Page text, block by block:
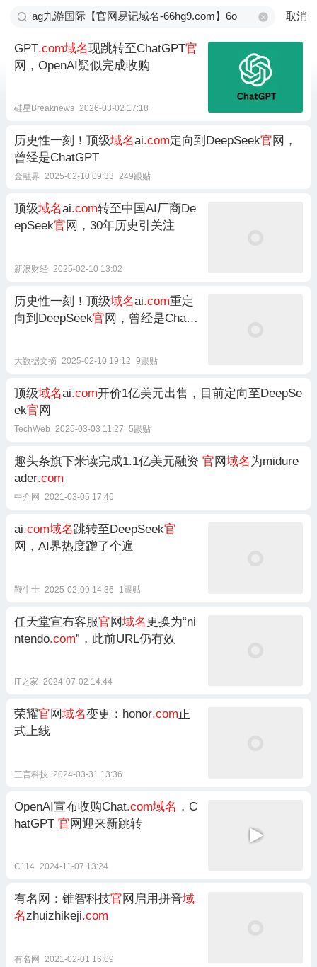
取消
GPT.com域名现跳转至ChatGPT官
网，OpenAI疑似完成收购
硅星Breaknews 2026-03-02 17:18
历史性一刻！顶级域名ai.com定向到DeepSeek官网，
曾经是ChatGPT
金融界 2025-02-10 09:33 249跟贴
顶级域名ai.com转至中国AI厂商De
epSeek官网，30年历史引关注
新浪财经 2025-02-10 13:02
历史性一刻！顶级域名ai.com重定
向到DeepSeek官网，曾经是ChatG
大数据文摘 2025-02-10 19:12 9跟贴
顶级域名ai.com开价1亿美元出售，目前定向至DeepSe
ek官网
TechWeb 2025-03-03 11:27 5跟贴
趣头条旗下米读完成1.1亿美元融资 官网域名为midure
ader.com
中介网 2021-03-05 17:46
ai.com域名跳转至DeepSeek官
网，AI界热度蹭了个遍
鞭牛士 2025-02-09 14:36 1跟贴
任天堂宣布客服官网域名更换为“ni
ntendo.com”，此前URL仍有效
IT之家 2024-07-02 14:44
荣耀官网域名变更：honor.com 正
式上线
三言科技 2024-03-31 13:36
OpenAI宣布收购Chat.com域名 ，C
hatGPT 官网迎来新跳转
C114 2024-11-07 13:24
有名网：锥智科技官网启用拼音域
名zhuizhikeji.com
有名网 2021-02-01 16:09